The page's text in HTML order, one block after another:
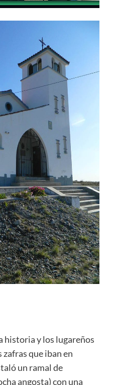
historia y los lugareños
que iban en
un ramal de
angosta) con una